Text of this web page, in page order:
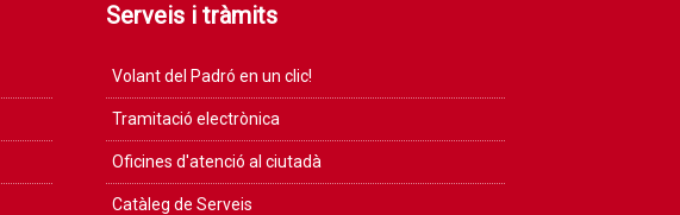
Serveis i tràmits
Volant del Padró en un clic!
Tramitació electrònica
Oficines d'atenció al ciutadà
Catàleg de Serveis